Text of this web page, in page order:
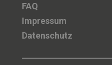
FAQ
Impressum
Datenschutz